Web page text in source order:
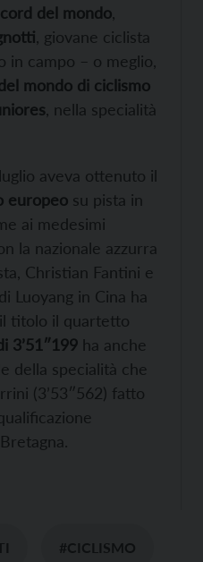
del mondo
, giovane ciclista
in campo – o meglio,
mondo di ciclismo
, nella specialità
aveva ottenuto il
europeo su pista in
ai medesimi
la nazionale azzurra
Christian Fantini e
Luoyang in Cina ha
titolo il quartetto
3’51″199 ha anche
della specialità che
(3’53″562) fatto
#CICLISMO